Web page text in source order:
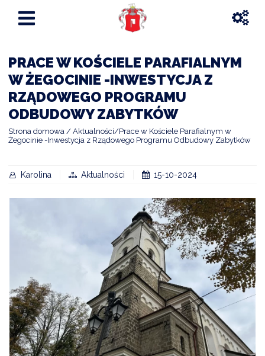
OBSŁUGI
PRACE W KOŚCIELE PARAFIALNYM
W ŻEGOCINIE -INWESTYCJA Z
RZĄDOWEGO PROGRAMU
ODBUDOWY ZABYTKÓW
Strona domowa Aktualności
Prace w Kościele Parafialnym w
Żegocinie -Inwestycja z Rządowego Programu Odbudowy Zabytków
Karolina Aktualności 15-10-2024